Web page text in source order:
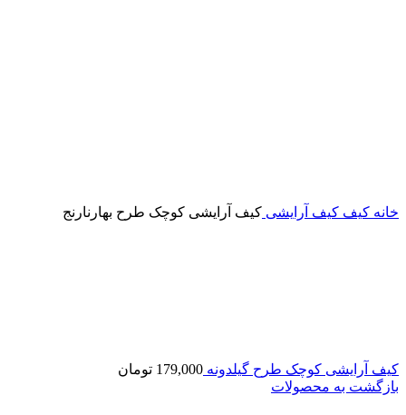
خانه کیف کیف آرایشی کیف آرایشی کوچک طرح بهارنارنج
کیف آرایشی کوچک طرح گیلدونه 179,000 تومان
بازگشت به محصولات